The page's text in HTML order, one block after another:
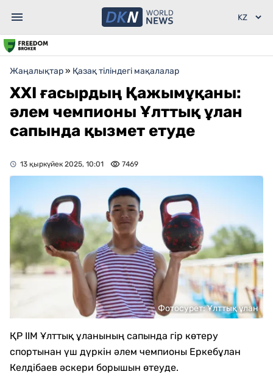
Жаңалықтар» Қазақ тіліндегі мақалалар
XXІ ғасырдың Қажымұқаны:
әлем чемпионы Ұлттық ұлан
сапында қызмет етуде
13 қыркүйек 2025, 10:01 7469
Фотосурет: Ұлттық ұлан
ҚР ІІМ Ұлттық ұланының сапында гір көтеру
спортынан үш дүркін әлем чемпионы Еркебұлан
Келдібаев әскери борышын өтеуде.